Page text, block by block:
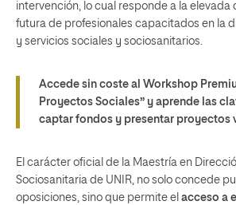
intervención, lo cual responde a la elevada
futura de profesionales capacitados en la
y servicios sociales y sociosanitarios.
Accede sin coste al Workshop
Proyectos Sociales” y aprende las
captar fondos y presentar proyectos
El carácter oficial de la Maestría en
Sociosanitaria de UNIR, no solo concede
oposiciones, sino que permite el acceso a